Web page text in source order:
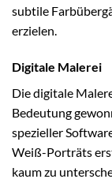
subtile
erzielen.
Digitale Malerei
Die digitale
Bedeutung
spezieller
Weiß-Porträts
kaum zu